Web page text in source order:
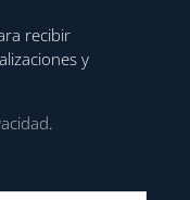
recibir
y
.